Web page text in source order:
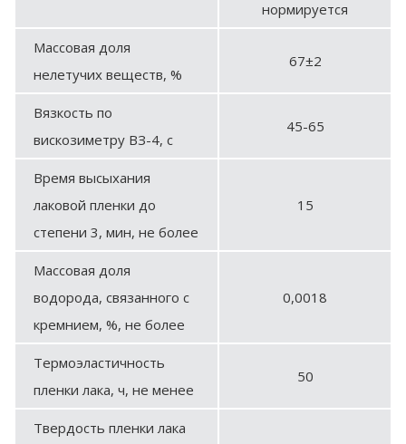
нормируется
Массовая доля
нелетучих веществ, %
67±2
Вязкость по
вискозиметру ВЗ-4, с
45-65
Время высыхания
лаковой пленки до
степени 3, мин, не более
15
Массовая доля
водорода, связанного с
кремнием, %, не более
0,0018
Термоэластичность
пленки лака, ч, не менее
50
Твердость пленки лака